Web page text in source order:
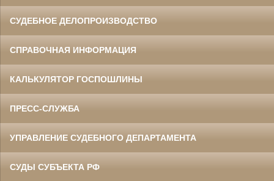
СУДЕБНОЕ ДЕЛОПРОИЗВОДСТВО
СПРАВОЧНАЯ ИНФОРМАЦИЯ
КАЛЬКУЛЯТОР ГОСПОШЛИНЫ
ПРЕСС-СЛУЖБА
УПРАВЛЕНИЕ СУДЕБНОГО ДЕПАРТАМЕНТА
СУДЫ СУБЪЕКТА РФ